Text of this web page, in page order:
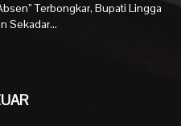
Terbongkar, Bupati Lingga
Sekadar...